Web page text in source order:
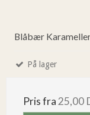
Blåbær
På lager
Pris fra 25,00